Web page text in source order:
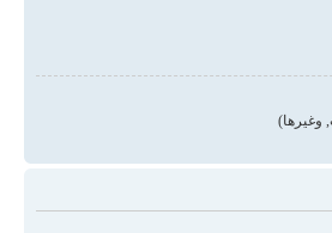
وغيرها)